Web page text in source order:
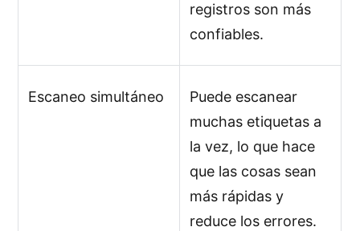
registros son más
confiables.
Escaneo simultáneo
Puede escanear
muchas etiquetas a
la vez, lo que hace
que las cosas sean
más rápidas y
reduce los errores.